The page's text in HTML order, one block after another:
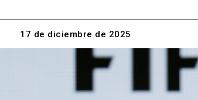
17 de diciembre de 2025